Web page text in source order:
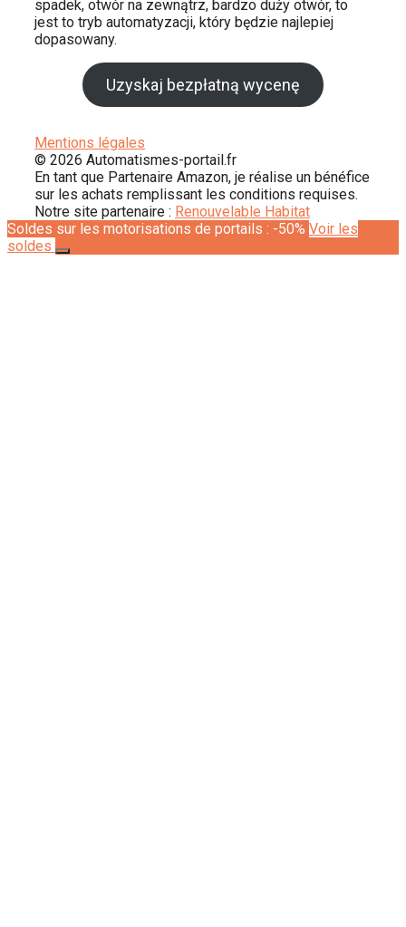
spadek, otwór na zewnątrz, bardzo duży otwór, to
jest to tryb automatyzacji, który będzie najlepiej
dopasowany.
Uzyskaj bezpłatną wycenę
Mentions légales
© 2026 Automatismes-portail.fr
En tant que Partenaire Amazon, je réalise un bénéfice
sur les achats remplissant les conditions requises.
Notre site partenaire : Renouvelable Habitat
Soldes sur les motorisations de portails : -50% Voir les
soldes